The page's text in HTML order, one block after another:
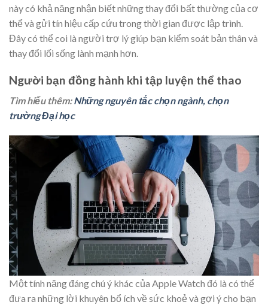
này có khả năng nhận biết những thay đổi bất thường của cơ
thể và gửi tín hiệu cấp cứu trong thời gian được lập trình.
Đây có thể coi là người trợ lý giúp bạn kiểm soát bản thân và
thay đổi lối sống lành mạnh hơn.
Người bạn đồng hành khi tập luyện thể thao
Tìm hiểu thêm:Những nguyên tắc chọn ngành, chọn
trường Đại học
Một tính năng đáng chú ý khác của Apple Watch đó là có thể
đưa ra những lời khuyên bổ ích về sức khoẻ và gợi ý cho bạn